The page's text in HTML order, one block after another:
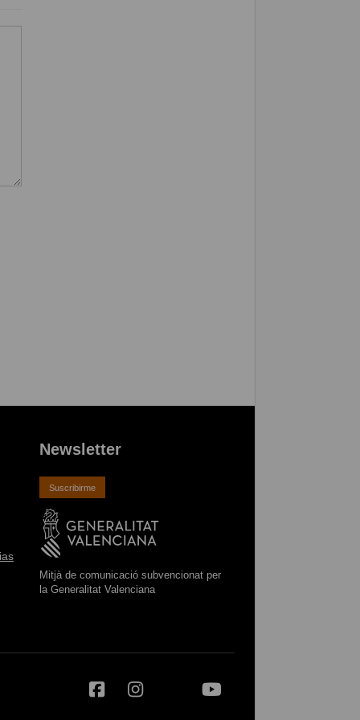
Newsletter
Suscribirme
Mitjà de comunicació subvencionat per
la Generalitat Valenciana